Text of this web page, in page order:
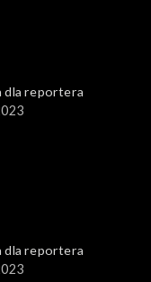
dla reportera
dla reportera